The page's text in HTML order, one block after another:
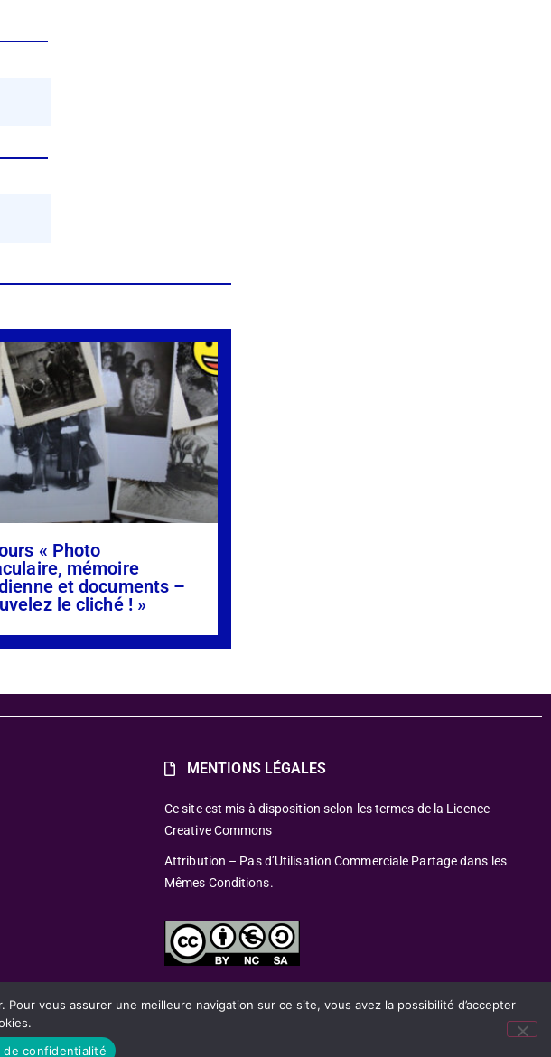
« Photo
mémoire
et documents –
le cliché ! »
MENTIONS LÉGALES
Ce site est mis à disposition selon les termes de la Licence
Creative Commons
Attribution – Pas d’Utilisation Commerciale Partage dans les
Mêmes Conditions.
vous assurer une meilleure navigation sur ce site, vous avez la possibilité d’accepter
de confidentialité